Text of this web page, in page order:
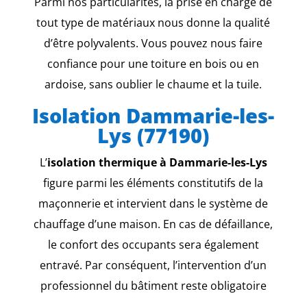
tout type de matériaux nous donne la qualité
d’être polyvalents. Vous pouvez nous faire
confiance pour une toiture en bois ou en
ardoise, sans oublier le chaume et la tuile.
Isolation Dammarie-les-
Lys (77190)
L’isolation thermique à Dammarie-les-Lys
figure parmi les éléments constitutifs de la
maçonnerie et intervient dans le système de
chauffage d’une maison. En cas de défaillance,
le confort des occupants sera également
entravé. Par conséquent, l’intervention d’un
professionnel du bâtiment reste obligatoire